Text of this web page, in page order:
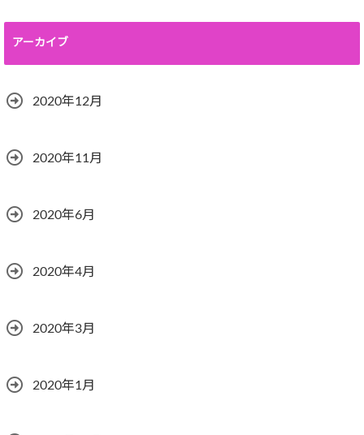
アーカイブ
2020年12月
2020年11月
2020年6月
2020年4月
2020年3月
2020年1月